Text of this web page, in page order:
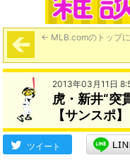
← MLB.comのトップ
2013年03月11日
虎・新井“突
【サンスポ】
ツイート